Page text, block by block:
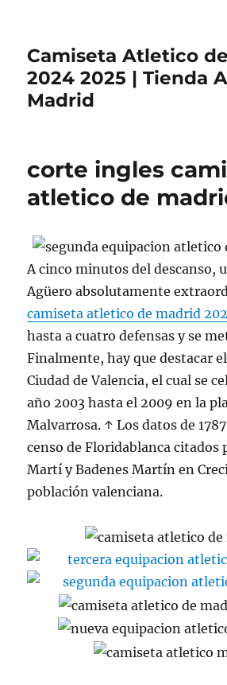
Camiseta Atletico
2024 2025 | Tienda
Madrid
corte ingles
atletico de
A cinco minutos del descanso,
Agüero absolutamente
camiseta atletico de madrid
hasta a cuatro defensas y se
Finalmente, hay que destacar
Ciudad de Valencia, el cual se
año 2003 hasta el 2009 en la
Malvarrosa. ↑ Los datos de
censo de Floridablanca citados
Martí y Badenes Martín en
población valenciana.